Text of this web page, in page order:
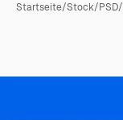
Startseite/Stock/PSD/